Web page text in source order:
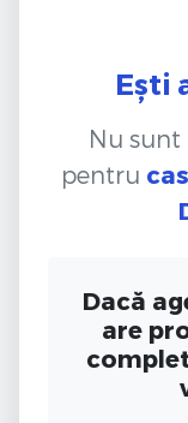
Ești
Nu
pentru
Dacă
are